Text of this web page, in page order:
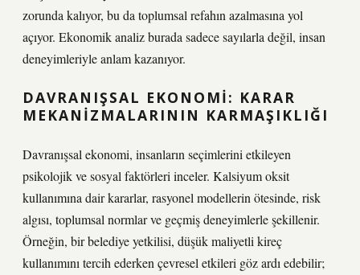
zorunda kalıyor, bu da toplumsal refahın azalmasına yol
açıyor. Ekonomik analiz burada sadece sayılarla değil, insan
deneyimleriyle anlam kazanıyor.
DAVRANIŞSAL EKONOMI: KARAR
MEKANIZMALARININ KARMAŞIKLIĞI
Davranışsal ekonomi, insanların seçimlerini etkileyen
psikolojik ve sosyal faktörleri inceler. Kalsiyum oksit
kullanımına dair kararlar, rasyonel modellerin ötesinde, risk
algısı, toplumsal normlar ve geçmiş deneyimlerle şekillenir.
Örneğin, bir belediye yetkilisi, düşük maliyetli kireç
kullanımını tercih ederken çevresel etkileri göz ardı edebilir;